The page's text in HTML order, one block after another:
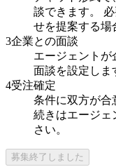
談できます。
せを提案する場
3企業との面談
エージェントが
面談を設定しま
4受注確定
条件に双方が合
続きはエージェ
さい。
募集終了しました